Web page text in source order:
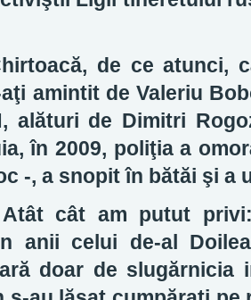
de ce atunci,
amintit de Valeriu
alături de Dimitri
în 2009, poliţia a
-, a snopit în bătăi şi a
Atât cât am putut
anii celui de-al
doar de slugărnicia